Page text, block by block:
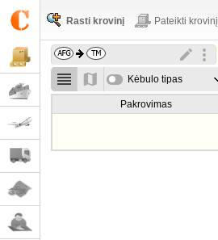
Rasti krovinį Pateikti krovinį
Kėbulo tipas
Pakrovimas